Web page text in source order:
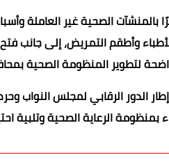
بالمنشآت الصحية غير العاملة
وأطقم التمريض، إلى جانب
لتطوير المنظومة الصحية
الدور الرقابي لمجلس
بمنظومة الرعاية الصحية وتلبية